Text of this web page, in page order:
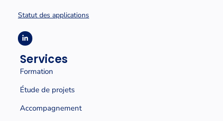
Statut des applications
Services
Formation
Étude de projets
Accompagnement